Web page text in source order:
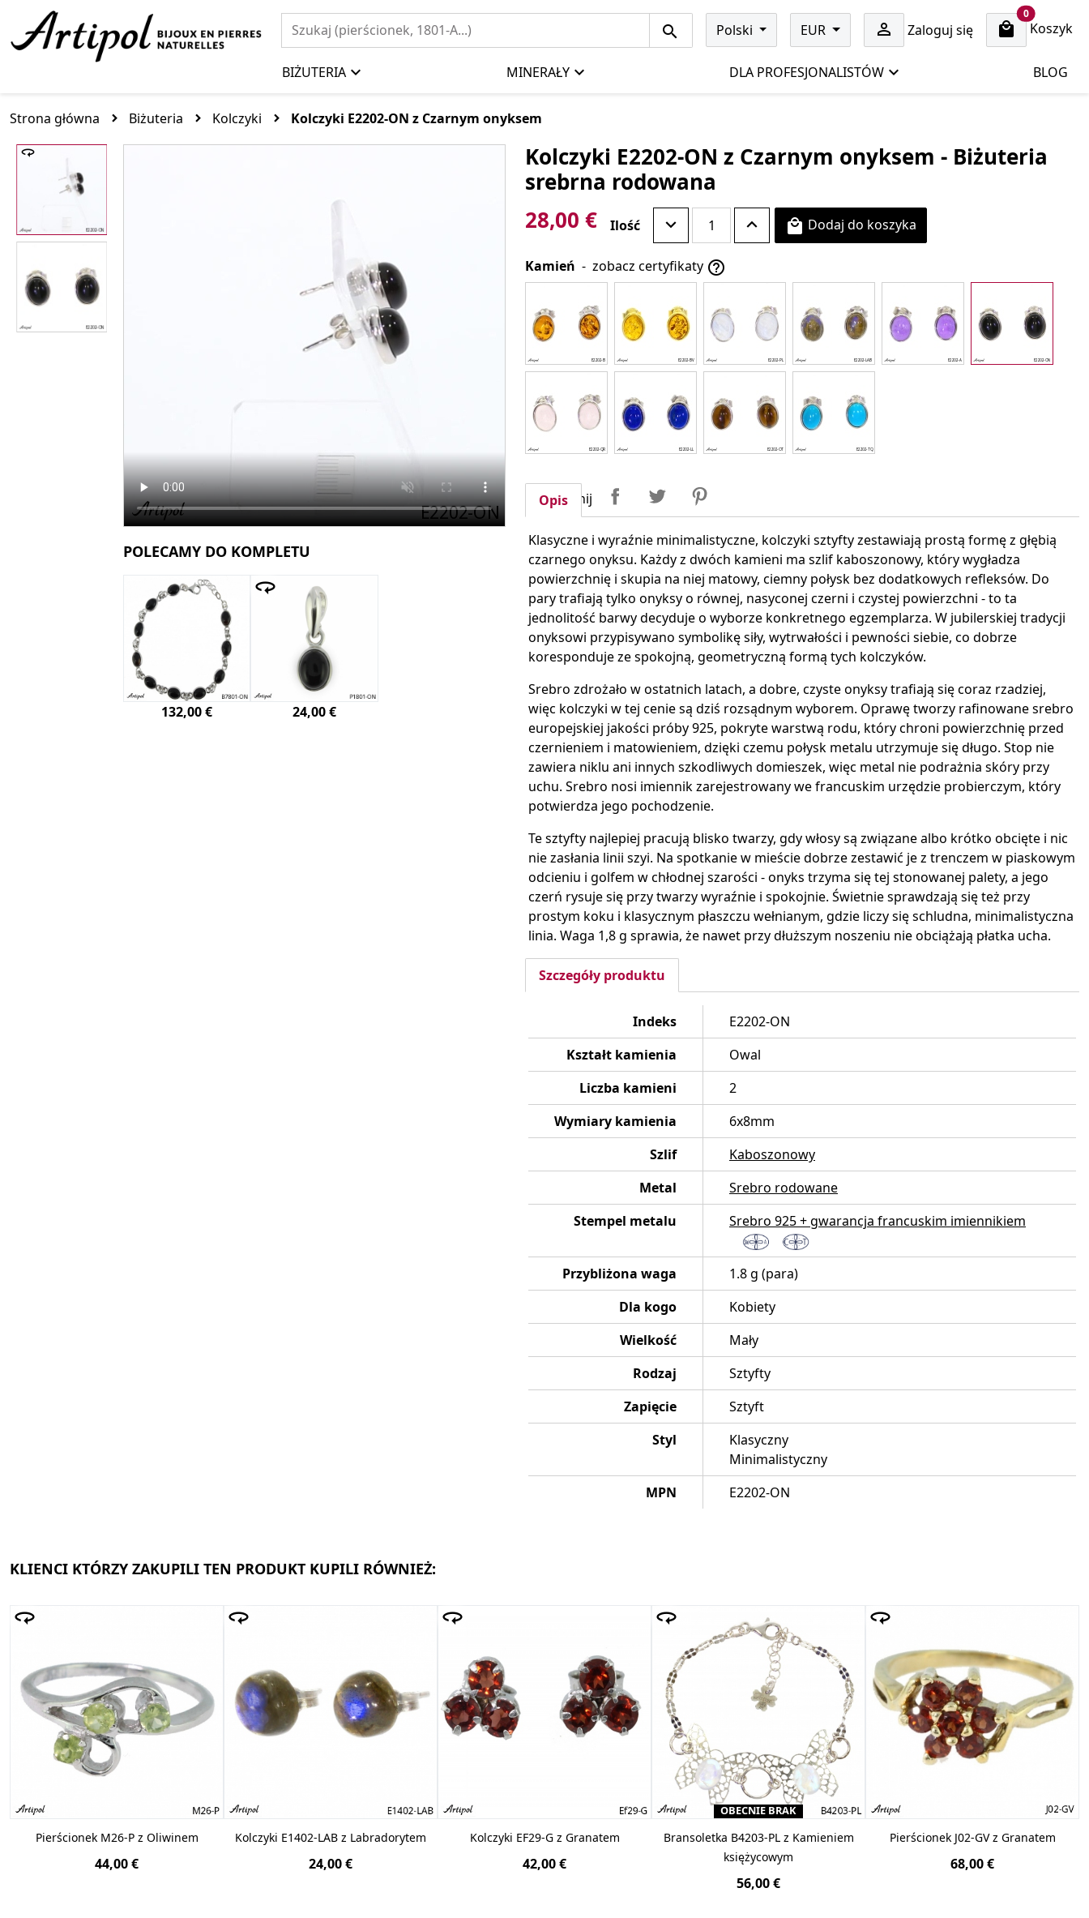
Polski EUR Zaloguj się 
0cart items
Koszyk
BIŻUTERIA MINERAŁY DLA PROFESJONALISTÓW BLOG
Strona główna Biżuteria Kolczyki Kolczyki E2202-ON z Czarnym onyksem
POLECAMY DO KOMPLETU
132,00 € 24,00 €
Kolczyki E2202-ON z Czarnym onyksem - Biżuteria
srebrna rodowana
28,00 €
Ilość  Dodaj do koszyka
Kamień - zobacz certyfikaty 
Udostępnij UdostępnijTweetuj
Opis
Klasyczne i wyraźnie minimalistyczne, kolczyki sztyfty zestawiają prostą formę z głębią
czarnego onyksu. Każdy z dwóch kamieni ma szlif kaboszonowy, który wygładza
powierzchnię i skupia na niej matowy, ciemny połysk bez dodatkowych refleksów. Do
pary trafiają tylko onyksy o równej, nasyconej czerni i czystej powierzchni - to ta
jednolitość barwy decyduje o wyborze konkretnego egzemplarza. W jubilerskiej tradycji
onyksowi przypisywano symbolikę siły, wytrwałości i pewności siebie, co dobrze
koresponduje ze spokojną, geometryczną formą tych kolczyków.
Srebro zdrożało w ostatnich latach, a dobre, czyste onyksy trafiają się coraz rzadziej,
więc kolczyki w tej cenie są dziś rozsądnym wyborem. Oprawę tworzy rafinowane srebro
europejskiej jakości próby 925, pokryte warstwą rodu, który chroni powierzchnię przed
czernieniem i matowieniem, dzięki czemu połysk metalu utrzymuje się długo. Stop nie
zawiera niklu ani innych szkodliwych domieszek, więc metal nie podrażnia skóry przy
uchu. Srebro nosi imiennik zarejestrowany we francuskim urzędzie probierczym, który
potwierdza jego pochodzenie.
Te sztyfty najlepiej pracują blisko twarzy, gdy włosy są związane albo krótko obcięte i nic
nie zasłania linii szyi. Na spotkanie w mieście dobrze zestawić je z trenczem w piaskowym
odcieniu i golfem w chłodnej szarości - onyks trzyma się tej stonowanej palety, a jego
czerń rysuje się przy twarzy wyraźnie i spokojnie. Świetnie sprawdzają się też przy
prostym koku i klasycznym płaszczu wełnianym, gdzie liczy się schludna, minimalistyczna
linia. Waga 1,8 g sprawia, że nawet przy dłuższym noszeniu nie obciążają płatka ucha.
Szczegóły produktu
Indeks
E2202-ON
Kształt kamienia
Owal
Liczba kamieni
2
Wymiary kamienia
6x8mm
Szlif
Kaboszonowy
Metal
Srebro rodowane
Stempel metalu
Srebro 925 + gwarancja francuskim imiennikiem
Przybliżona waga
1.8 g (para)
Dla kogo
Kobiety
Wielkość
Mały
Rodzaj
Sztyfty
Zapięcie
Sztyft
Styl
Klasyczny
Minimalistyczny
MPN
E2202-ON
KLIENCI KTÓRZY ZAKUPILI TEN PRODUKT KUPILI RÓWNIEŻ:
Pierścionek M26-P z Oliwinem
44,00 €
Kolczyki E1402-LAB z Labradorytem
24,00 €
Kolczyki EF29-G z Granatem
42,00 €
OBECNIE BRAK
Bransoletka B4203-PL z Kamieniem
księżycowym
56,00 €
Pierścionek J02-GV z Granatem
68,00 €